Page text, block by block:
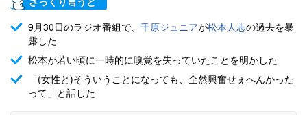
9月30日のラジオ番組で、 千原ジュニアが松本人志の過去を暴
露した
松本が若い頃に一時的に嗅覚を失っていたことを明かした
「(女性と)そういうことになっても、全然興奮せぇへんかった
って」と話した